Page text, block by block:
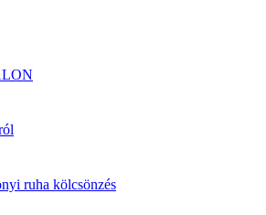
ruha kölcsönzés